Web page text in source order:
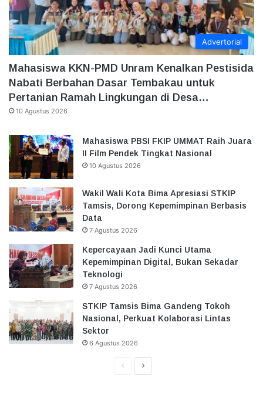
Advertorial
Mahasiswa KKN-PMD Unram Kenalkan Pestisida
Nabati Berbahan Dasar Tembakau untuk
Pertanian Ramah Lingkungan di Desa…
10 Agustus 2026
Mahasiswa PBSI FKIP UMMAT Raih Juara
II Film Pendek Tingkat Nasional
10 Agustus 2026
Wakil Wali Kota Bima Apresiasi STKIP
Tamsis, Dorong Kepemimpinan Berbasis
Data
7 Agustus 2026
Kepercayaan Jadi Kunci Utama
Kepemimpinan Digital, Bukan Sekadar
Teknologi
7 Agustus 2026
STKIP Tamsis Bima Gandeng Tokoh
Nasional, Perkuat Kolaborasi Lintas
Sektor
6 Agustus 2026
HalamanHalaman